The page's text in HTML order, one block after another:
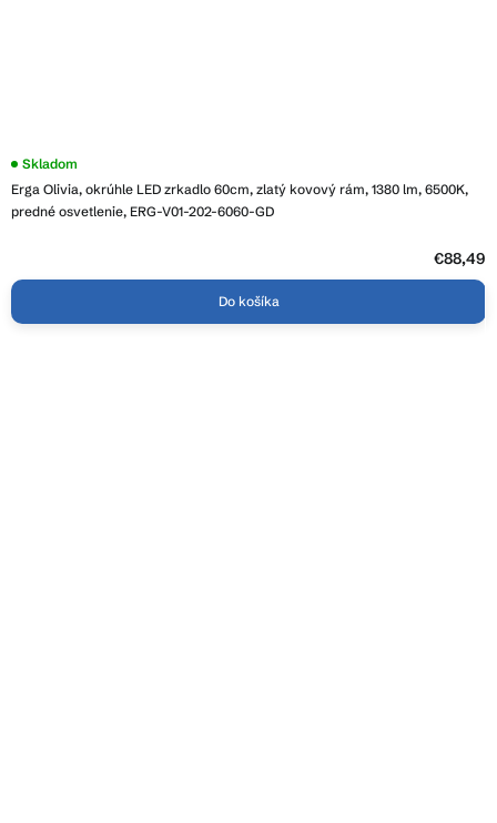
Erga Olivia, okrúhle LED zrkadlo 60cm, zlatý kovový rám, 1380 lm, 6500K,
predné osvetlenie, ERG-V01-202-6060-GD
Skladom
€88,49
Do košíka